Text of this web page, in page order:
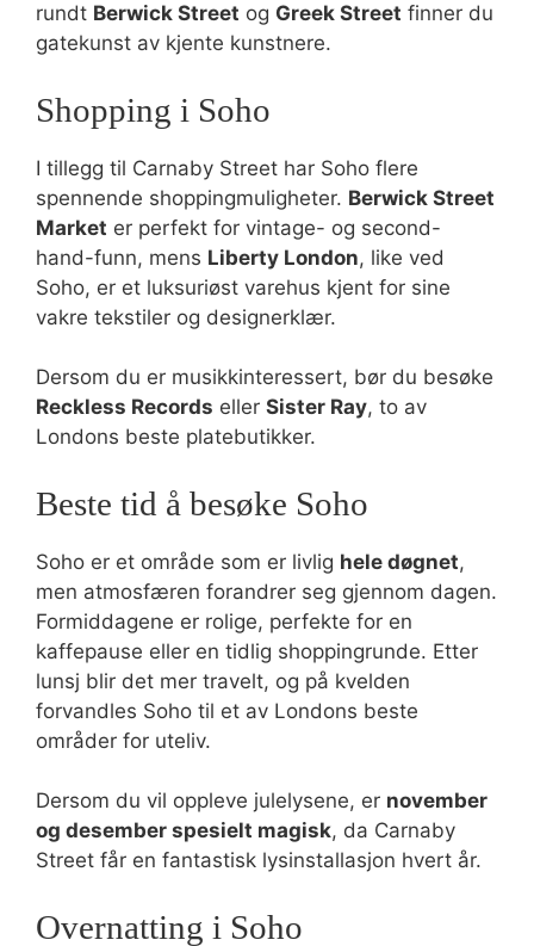
rundt Berwick Street og Greek Street finner du
gatekunst av kjente kunstnere.
Shopping i Soho
I tillegg til Carnaby Street har Soho flere
spennende shoppingmuligheter. Berwick Street
Market er perfekt for vintage- og second-
hand-funn, mens Liberty London, like ved
Soho, er et luksuriøst varehus kjent for sine
vakre tekstiler og designerklær.
Dersom du er musikkinteressert, bør du besøke
Reckless Records eller Sister Ray, to av
Londons beste platebutikker.
Beste tid å besøke Soho
Soho er et område som er livlig hele døgnet,
men atmosfæren forandrer seg gjennom dagen.
Formiddagene er rolige, perfekte for en
kaffepause eller en tidlig shoppingrunde. Etter
lunsj blir det mer travelt, og på kvelden
forvandles Soho til et av Londons beste
områder for uteliv.
Dersom du vil oppleve julelysene, er november
og desember spesielt magisk, da Carnaby
Street får en fantastisk lysinstallasjon hvert år.
Overnatting i Soho